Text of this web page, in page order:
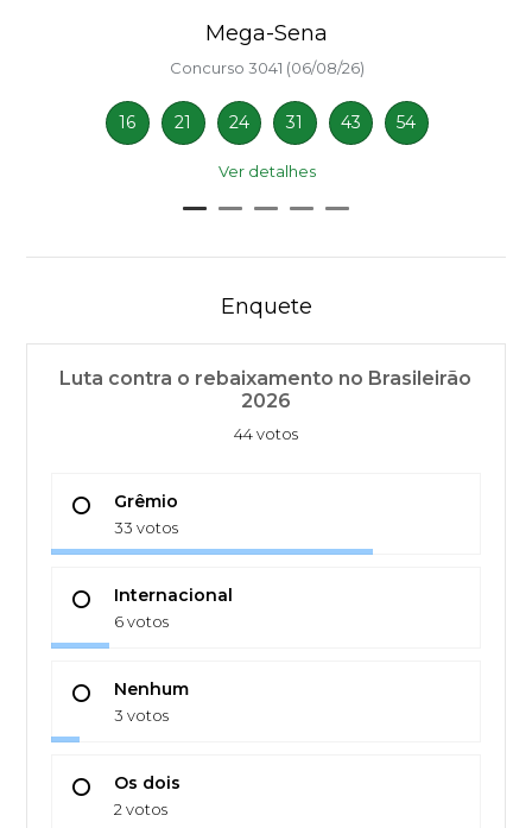
Mega-Sena
Concurso 3041 (06/08/26)
16 21 24 31 43 54
Ver detalhes
Enquete
Luta contra o rebaixamento no Brasileirão
2026
44 votos
Grêmio
33 votos
Internacional
6 votos
Nenhum
3 votos
Os dois
2 votos